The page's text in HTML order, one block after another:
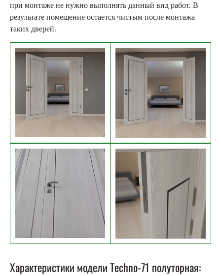
при монтаже не нужно выполнять данный вид работ. В
результате помещение остается чистым после монтажа
таких дверей.
Характеристики модели Techno-71 полуторная: